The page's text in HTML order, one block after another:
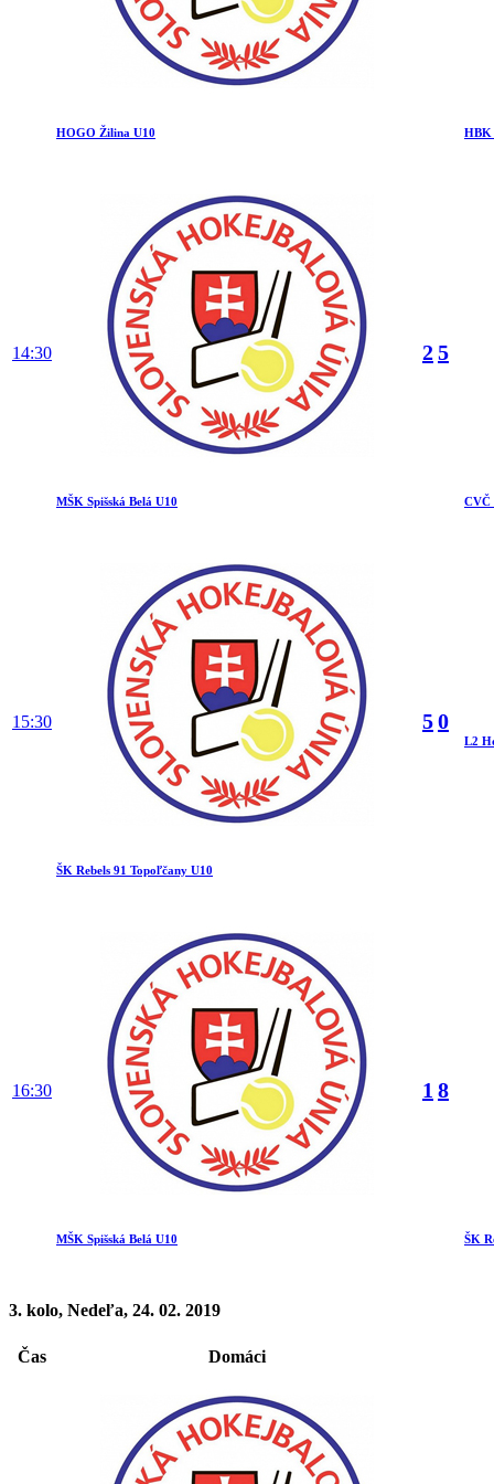
HOGO Žilina U10 HBK
14:30
MŠK Spišská Belá U10
25
CVČ
15:30
ŠK Rebels 91 Topoľčany U10
50
L2
16:30
MŠK Spišská Belá U10
1 8
ŠK
3. kolo, Nedeľa, 24. 02. 2019
Čas Domáci